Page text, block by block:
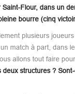
Flour, dans un
bourre (cinq
plusieurs
match à part, dans
allons tout faire
structures ?